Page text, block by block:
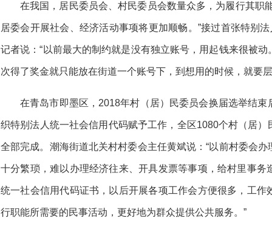
在我国，居民委员会、村民委员会数量众多，为履行其职
居委会开展社会、经济活动事项将更加顺畅。”接过首张特别
记者说：“以前最大的制约就是没有独立账号，用起钱来很被
次得了奖金就只能放在街道一个账号下，到想用的时候，就要
在青岛市即墨区，2018年村（居）民委员会换届选举结
织特别法人统一社会信用代码赋予工作，全区1080个村（居
全部完成。潮海街道北关村村委会主任黄斌说：“以前村委会
十分繁琐，难以办理经济往来、开具发票等事项，给村里事
统一社会信用代码证书，以后开展各项工作会方便很多，工
行职能所需要的民事活动，更好地为群众提供公共服务。”